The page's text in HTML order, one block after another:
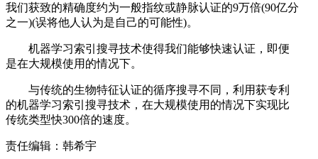
我们获致的精确度约为一般指纹或静脉认证的9万倍(90亿分
之一)(误将他人认为是自己的可能性)。
机器学习索引搜寻技术使得我们能够快速认证，即便
是在大规模使用的情况下。
与传统的生物特征认证的循序搜寻不同，利用获专利
的机器学习索引搜寻技术，在大规模使用的情况下实现比
传统类型快300倍的速度。
责任编辑：韩希宇